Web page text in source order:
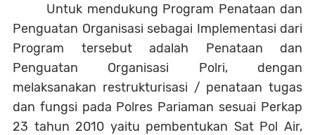
Untuk mendukung Program Penataan dan
Penguatan Organisasi sebagai Implementasi dari
Program tersebut adalah Penataan dan
Penguatan Organisasi Polri, dengan
melaksanakan restrukturisasi / penataan tugas
dan fungsi pada Polres Pariaman sesuai Perkap
23 tahun 2010 yaitu pembentukan Sat Pol Air,